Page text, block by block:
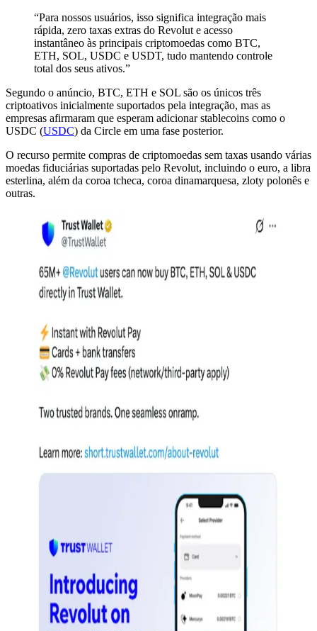
“Para nossos usuários, isso significa integração mais
rápida, zero taxas extras do Revolut e acesso
instantâneo às principais criptomoedas como BTC,
ETH, SOL, USDC e USDT, tudo mantendo controle
total dos seus ativos.”
Segundo o anúncio, BTC, ETH e SOL são os únicos três
criptoativos inicialmente suportados pela integração, mas as
empresas afirmaram que esperam adicionar stablecoins como o
USDC (USDC) da Circle em uma fase posterior.
O recurso permite compras de criptomoedas sem taxas usando várias
moedas fiduciárias suportadas pelo Revolut, incluindo o euro, a libra
esterlina, além da coroa tcheca, coroa dinamarquesa, zloty polonês e
outras.